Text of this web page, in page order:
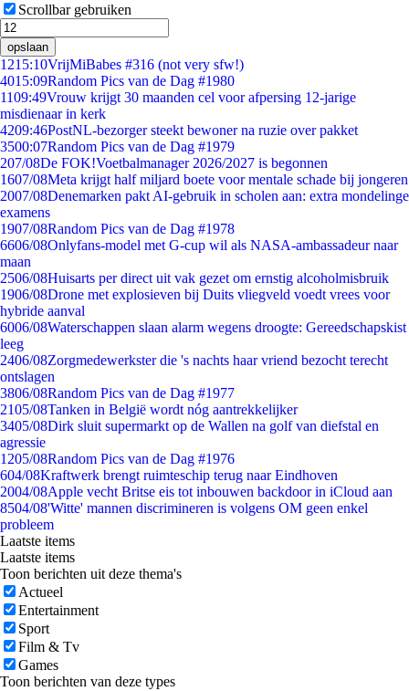
Scrollbar gebruiken
opslaan
1215:10VrijMiBabes #316 (not very sfw!)
4015:09Random Pics van de Dag #1980
1109:49Vrouw krijgt 30 maanden cel voor afpersing 12-jarige
misdienaar in kerk
4209:46PostNL-bezorger steekt bewoner na ruzie over pakket
3500:07Random Pics van de Dag #1979
207/08De FOK!Voetbalmanager 2026/2027 is begonnen
1607/08Meta krijgt half miljard boete voor mentale schade bij jongeren
2007/08Denemarken pakt AI-gebruik in scholen aan: extra mondelinge
examens
1907/08Random Pics van de Dag #1978
6606/08Onlyfans-model met G-cup wil als NASA-ambassadeur naar
maan
2506/08Huisarts per direct uit vak gezet om ernstig alcoholmisbruik
1906/08Drone met explosieven bij Duits vliegveld voedt vrees voor
hybride aanval
6006/08Waterschappen slaan alarm wegens droogte: Gereedschapskist
leeg
2406/08Zorgmedewerkster die 's nachts haar vriend bezocht terecht
ontslagen
3806/08Random Pics van de Dag #1977
2105/08Tanken in België wordt nóg aantrekkelijker
3405/08Dirk sluit supermarkt op de Wallen na golf van diefstal en
agressie
1205/08Random Pics van de Dag #1976
604/08Kraftwerk brengt ruimteschip terug naar Eindhoven
2004/08Apple vecht Britse eis tot inbouwen backdoor in iCloud aan
8504/08'Witte' mannen discrimineren is volgens OM geen enkel
probleem
Laatste items
Laatste items
Toon berichten uit deze thema's
Actueel
Entertainment
Sport
Film & Tv
Games
Toon berichten van deze types